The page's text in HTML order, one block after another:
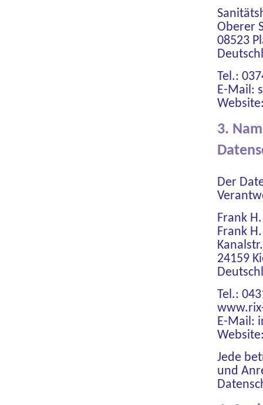
Oberer
08523
Tel.:
E-Mail:
3.
Der
Frank
Frank
24159
Tel.:
E-Mail:
Jede
und